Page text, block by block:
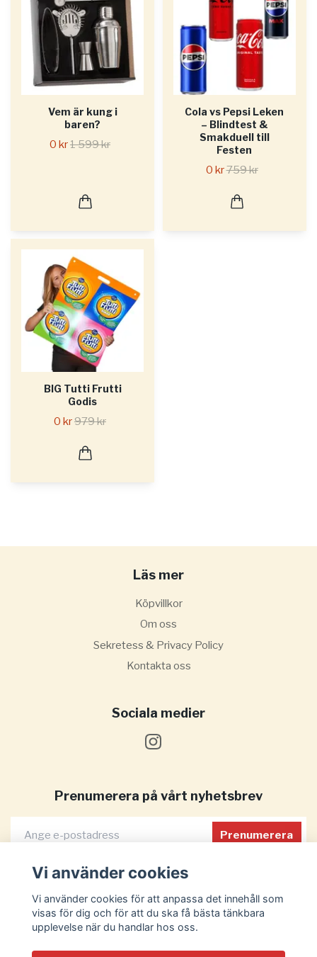
Vem är kung i
baren?
0 kr1 599 kr
Cola vs Pepsi Leken
– Blindtest &
Smakduell till
Festen
0 kr759 kr
BIG Tutti Frutti
Godis
0 kr979 kr
Läs mer
Köpvillkor
Om oss
Sekretess & Privacy Policy
Kontakta oss
Sociala medier
Prenumerera på vårt nyhetsbrev
Prenumerera
Vi använder cookies
Vi använder cookies för att anpassa det innehåll som
visas för dig och för att du ska få bästa tänkbara
upplevelse när du handlar hos oss.